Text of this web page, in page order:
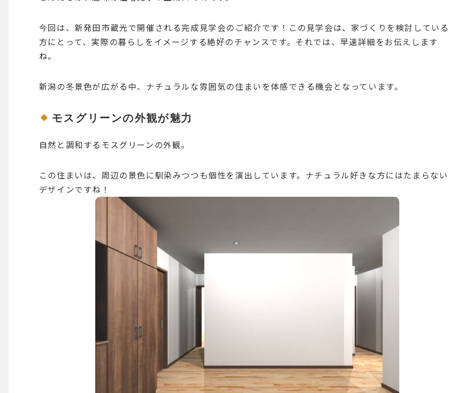
今回は、新発田市蔵光で開催される完成見学会のご紹介です！この見学会は、家づくりを検討している
方にとって、実際の暮らしをイメージする絶好のチャンスです。それでは、早速詳細をお伝えします
ね。
新潟の冬景色が広がる中、ナチュラルな雰囲気の住まいを体感できる機会となっています。
モスグリーンの外観が魅力
自然と調和するモスグリーンの外観。
この住まいは、周辺の景色に馴染みつつも個性を演出しています。ナチュラル好きな方にはたまらない
デザインですね！